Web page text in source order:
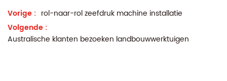
Vorige : rol-naar-rol zeefdruk machine installatie
Volgende :
Australische klanten bezoeken landbouwwerktuigen